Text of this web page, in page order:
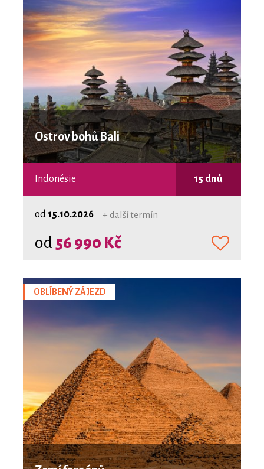
Ostrov bohů Bali
Indonésie 15 dnů
od 15.10.2026 + další termín
od 56 990 Kč
OBLÍBENÝ ZÁJEZD